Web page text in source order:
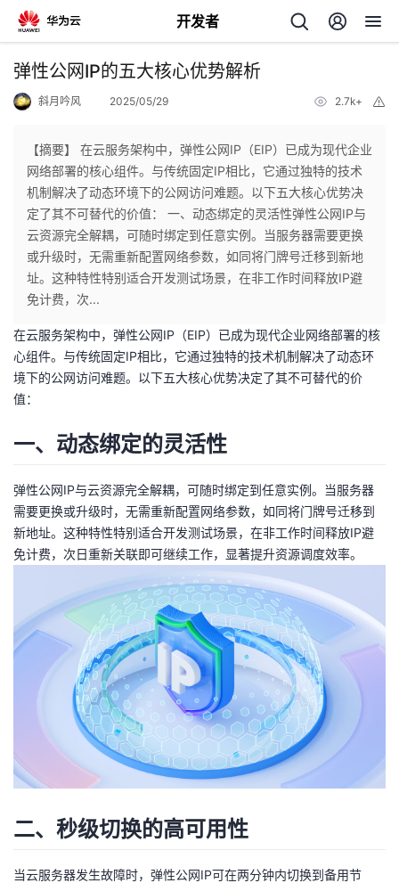
开发者
返
个
人
主
页
我
的
开
发
的
博
我
的
我
子直的我
的
开
我
的
我
弹性公网IP的五大核心优势解析
斜月吟风 2025/05/29 2.7k+
【摘要】 在云服务架构中，弹性公网IP（EIP）已成为现代企业
网络部署的核心组件。与传统固定IP相比，它通过独特的技术
机制解决了动态环境下的公网访问难题。以下五大核心优势决
定了其不可替代的价值： 一、动态绑定的灵活性弹性公网IP与
云资源完全解耦，可随时绑定到任意实例。当服务器需要更换
或升级时，无需重新配置网络参数，如同将门牌号迁移到新地
址。这种特性特别适合开发测试场景，在非工作时间释放IP避
免计费，次...
在云服务架构中，弹性公网IP（EIP）已成为现代企业网络部署的核
心组件。与传统固定IP相比，它通过独特的技术机制解决了动态环
境下的公网访问难题。以下五大核心优势决定了其不可替代的价
值：
一、动态绑定的灵活性
弹性公网IP与云资源完全解耦，可随时绑定到任意实例。当服务器
需要更换或升级时，无需重新配置网络参数，如同将门牌号迁移到
新地址。这种特性特别适合开发测试场景，在非工作时间释放IP避
免计费，次日重新关联即可继续工作，显著提升资源调度效率。
二、秒级切换的高可用性
当云服务器发生故障时，弹性公网IP可在两分钟内切换到备用节